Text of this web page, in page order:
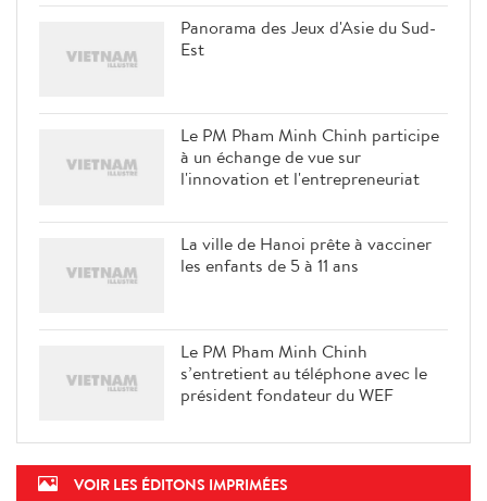
Panorama des Jeux d'Asie du Sud-
Est
Le PM Pham Minh Chinh participe
à un échange de vue sur
l'innovation et l'entrepreneuriat
La ville de Hanoi prête à vacciner
les enfants de 5 à 11 ans
Le PM Pham Minh Chinh
s’entretient au téléphone avec le
président fondateur du WEF
VOIR LES ÉDITONS IMPRIMÉES